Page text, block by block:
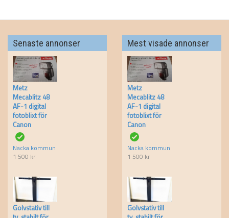
Senaste annonser
Metz
Mecablitz 48
AF-1 digital
fotoblixt för
Canon
Nacka kommun
1 500 kr
Golvstativ till
Mest visade annonser
Metz
Mecablitz 48
AF-1 digital
fotoblixt för
Canon
Nacka kommun
1 500 kr
Golvstativ till